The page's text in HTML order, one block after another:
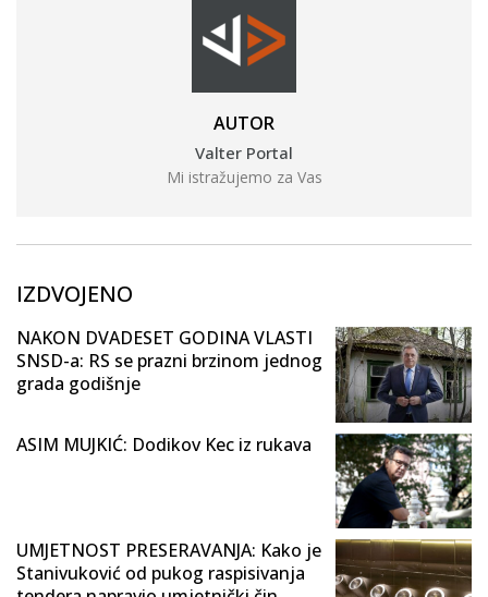
AUTOR
Valter Portal
Mi istražujemo za Vas
IZDVOJENO
NAKON DVADESET GODINA VLASTI
SNSD-a: RS se prazni brzinom jednog
grada godišnje
ASIM MUJKIĆ: Dodikov Kec iz rukava
UMJETNOST PRESERAVANJA: Kako je
Stanivuković od pukog raspisivanja